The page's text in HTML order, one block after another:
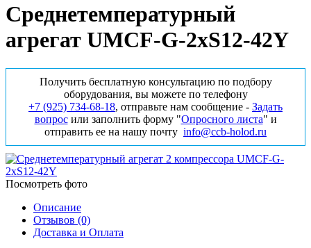
Среднетемпературный
агрегат UMCF-G-2xS12-42Y
Получить бесплатную консультацию по подбору
оборудования, вы можете по телефону
+7 (925) 734‑68‑18, отправьте нам сообщение - Задать
вопросили заполнить форму "Опросного листа" и
отправить ее на нашу почту info@ccb-holod.ru
Посмотреть фото
Описание
Отзывов (0)
Доставка и Оплата